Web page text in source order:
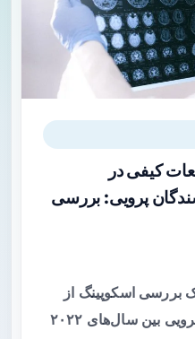
کیفی در
پرویی: بررسی
بررسی اسکوپینگ از
مطالعات کیفی نویسندگان پرویی بین سال‌های ۲۰۲۲